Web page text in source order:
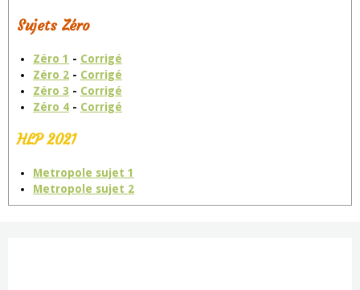
Sujets Zéro
Zéro 1 - Corrigé
Zéro 2 - Corrigé
Zéro 3 - Corrigé
Zéro 4 - Corrigé
HLP 2021
Metropole sujet 1
Metropole sujet 2